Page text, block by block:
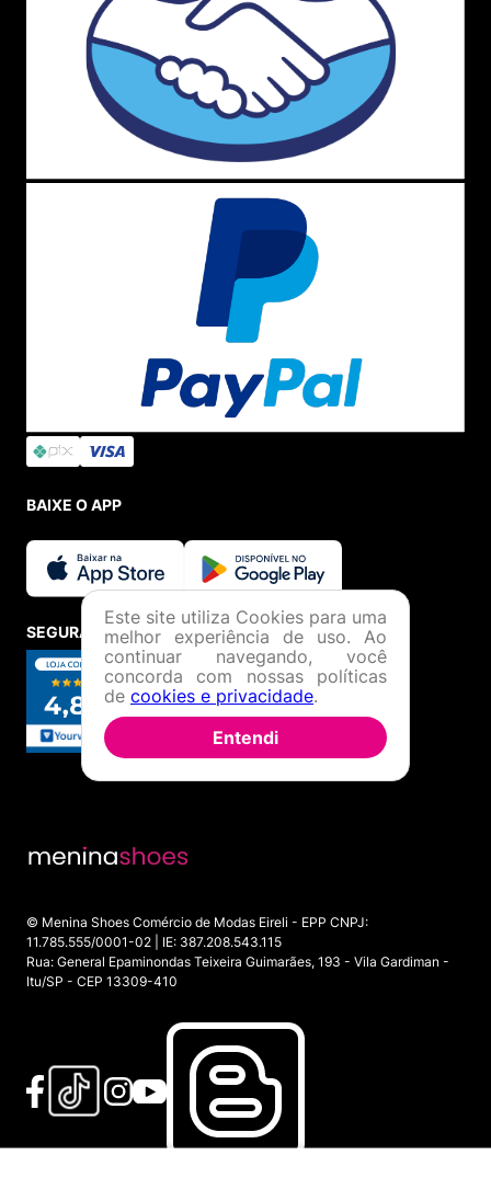
BAIXE O APP
SEGURANÇA E CREDIBILIDADE
© Menina Shoes Comércio de Modas Eireli - EPP CNPJ:
11.785.555/0001-02 | IE: 387.208.543.115
Rua: General Epaminondas Teixeira Guimarães, 193 - Vila Gardiman -
Itu/SP - CEP 13309-410
Este site utiliza Cookies para uma
melhor experiência de uso. Ao
continuar navegando, você
concorda com nossas políticas
de cookies e privacidade.
Entendi